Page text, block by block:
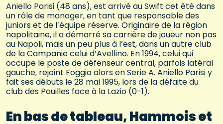
Aniello Parisi (48 ans), est arrivé au Swift cet été dans
un rôle de manager, en tant que responsable des
juniors et de l’équipe réserve. Originaire de la région
napolitaine, il a démarré sa carrière de joueur non pas
au Napoli, mais un peu plus à l’est, dans un autre club
de la Campanie celui d’Avellino. En 1994, celui qui
occupe le poste de défenseur central, parfois latéral
gauche, rejoint Foggia alors en Serie A. Aniello Parisi y
fait ses débuts le 28 mai 1995, lors de la défaite du
club des Pouilles face à la Lazio (0-1).
En bas de tableau, Hammois et